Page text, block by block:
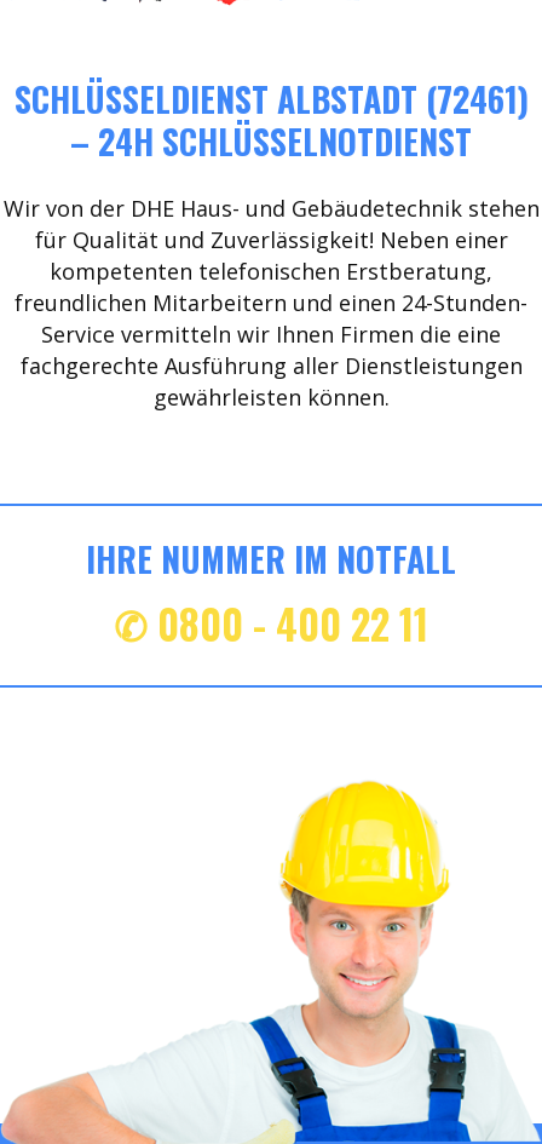
SCHLÜSSELDIENST ALBSTADT (72461)
– 24H SCHLÜSSELNOTDIENST
Wir von der DHE Haus- und Gebäudetechnik stehen
für Qualität und Zuverlässigkeit! Neben einer
kompetenten telefonischen Erstberatung,
freundlichen Mitarbeitern und einen 24-Stunden-
Service vermitteln wir Ihnen Firmen die eine
fachgerechte Ausführung aller Dienstleistungen
gewährleisten können.
IHRE NUMMER IM NOTFALL
✆ 0800 - 400 22 11